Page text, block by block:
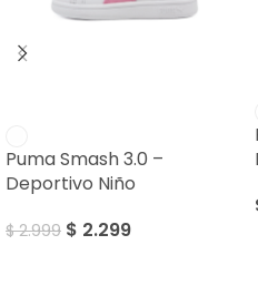
Puma Smash 3.0 –
Deportivo Niño
$2.999 $ 2.299